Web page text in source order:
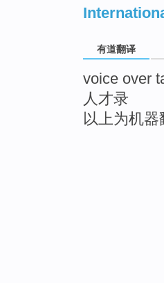
有道翻译
voice over
人才录
以上为机